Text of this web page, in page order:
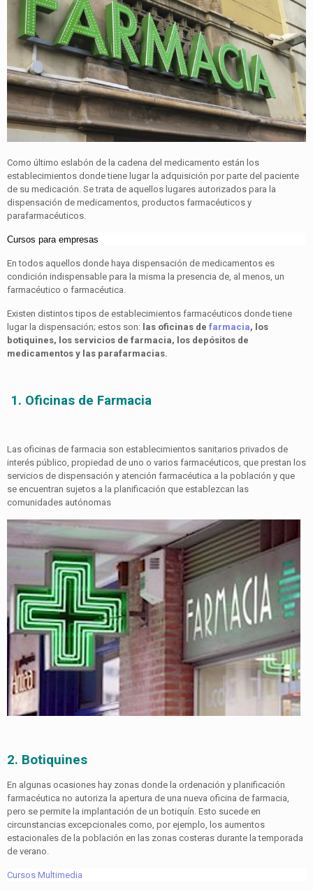
Como último eslabón de la cadena del medicamento están los
establecimientos donde tiene lugar la adquisición por parte del paciente
de su medicación. Se trata de aquellos lugares autorizados para la
dispensación de medicamentos, productos farmacéuticos y
parafarmacéuticos.
Cursos para empresas
En todos aquellos donde haya dispensación de medicamentos es
condición indispensable para la misma la presencia de, al menos, un
farmacéutico o farmacéutica.
Existen distintos tipos de establecimientos farmacéuticos donde tiene
lugar la dispensación; estos son: las oficinas de farmacia, los
botiquines, los servicios de farmacia, los depósitos de
medicamentos y las parafarmacias.
1. Oficinas de Farmacia
Las oficinas de farmacia son establecimientos sanitarios privados de
interés público, propiedad de uno o varios farmacéuticos, que prestan los
servicios de dispensación y atención farmacéutica a la población y que
se encuentran sujetos a la planificación que establezcan las
comunidades autónomas
2. Botiquines
En algunas ocasiones hay zonas donde la ordenación y planificación
farmacéutica no autoriza la apertura de una nueva oficina de farmacia,
pero se permite la implantación de un botiquín. Esto sucede en
circunstancias excepcionales como, por ejemplo, los aumentos
estacionales de la población en las zonas costeras durante la temporada
de verano.
Cursos Multimedia